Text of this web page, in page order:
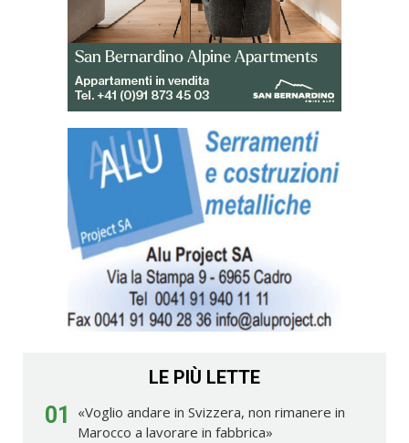
LE PIÙ LETTE
01
«Voglio andare in Svizzera, non rimanere in
Marocco a lavorare in fabbrica»